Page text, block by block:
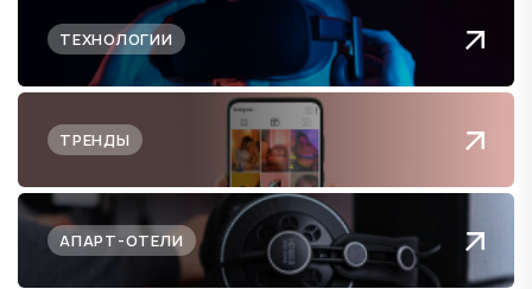
ТЕХНОЛОГИИ
ТРЕНДЫ
АПАРТ-ОТЕЛИ